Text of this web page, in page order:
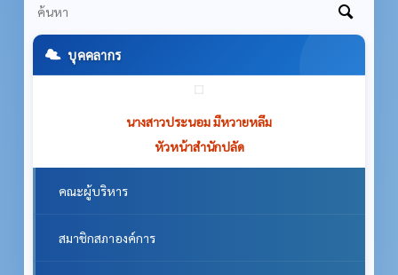
บุคคลากร
นางสาวประนอม มีหวายหลึม
หัวหน้าสำนักปลัด
คณะผู้บริหาร
สมาชิกสภาองค์การ